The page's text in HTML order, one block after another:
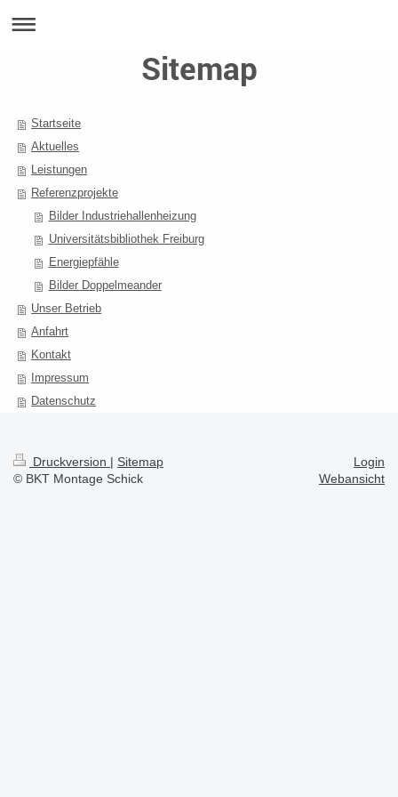
Sitemap
Startseite
Aktuelles
Leistungen
Referenzprojekte
Bilder Industriehallenheizung
Universitätsbibliothek Freiburg
Energiepfähle
Bilder Doppelmeander
Unser Betrieb
Anfahrt
Kontakt
Impressum
Datenschutz
Druckversion | Sitemap
© BKT Montage Schick
Login
Webansicht